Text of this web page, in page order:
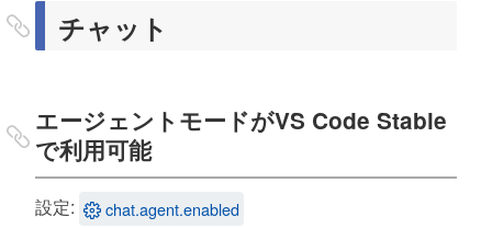
アクセシビリティ
チャット編集アクションのアクセシビリティシ
グナル
チャット
エージェントモードがVS Code Stable
で利用可能
設定: chat.agent.enabled